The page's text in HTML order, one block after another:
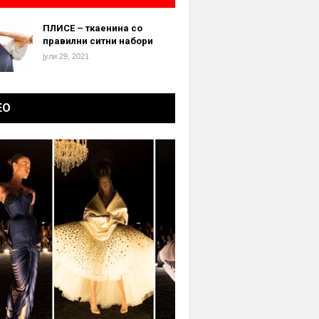
ПЛИСЕ – ткаенина со
правилни ситни набори
јули 29, 2021